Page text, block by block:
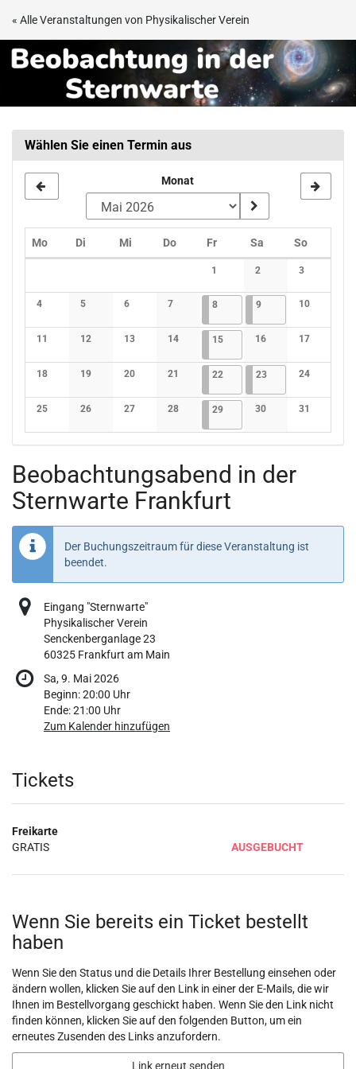
Zum
Inhalt
springen
« Alle Veranstaltungen von Physikalischer Verein
Beobachtungsabend
Sternwarte
Frankfurt
Wählen Sie einen Termin aus
Monat
MoMontag
Di Dienstag
Mi Mittwoch
DoDonnerstag
FrFreitagSa Samstag
SoSonntag
1
Keine Veranstaltungen
2
Keine Veranstaltungen
3
Keine
4
Keine Veranstaltungen
5
Keine Veranstaltungen
6
Keine Veranstaltungen
7
Keine Veranstaltungen
808.05.2026
4 Veranstaltungen
909.05.2026
3 Veranstaltungen
10
Keine
11
Keine Veranstaltungen
12
Keine Veranstaltungen
13
Keine Veranstaltungen
14
Keine Veranstaltungen
1515.05.2026
4 Veranstaltungen
16
Keine Veranstaltungen
17
Keine
18
Keine Veranstaltungen
19
Keine Veranstaltungen
20
Keine Veranstaltungen
21
Keine Veranstaltungen
22 22.05.2026
4 Veranstaltungen
2323.05.2026
3 Veranstaltungen
24
Keine
25
Keine Veranstaltungen
26
Keine Veranstaltungen
27
Keine Veranstaltungen
28
Keine Veranstaltungen
2929.05.2026
4 Veranstaltungen
30
Keine Veranstaltungen
31
Keine
Beobachtungsabend in der
Sternwarte Frankfurt
Der Buchungszeitraum für diese Veranstaltung ist
beendet.
Eingang "Sternwarte"
Physikalischer Verein
Senckenberganlage 23
60325 Frankfurt am Main
Sa, 9. Mai 2026
Beginn:20:00 Uhr
Ende:21:00 Uhr
Zum Kalender hinzufügen
Produkte
Tickets
Freikarte
GRATIS
AUSGEBUCHT
Wenn Sie bereits ein Ticket bestellt
haben
Wenn Sie den Status und die Details Ihrer Bestellung einsehen oder
ändern wollen, klicken Sie auf den Link in einer der E-Mails, die wir
Ihnen im Bestellvorgang geschickt haben. Wenn Sie den Link nicht
finden können, klicken Sie auf den folgenden Button, um ein
erneutes Zusenden des Links anzufordern.
Link erneut senden